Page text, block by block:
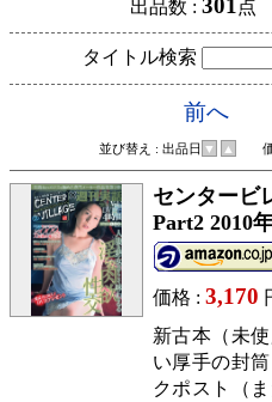
出品数 : 点
タイトル検索
前へ
並び替え : 出品日 ▼ ▲ 価
センタービ
Part2 2010
価格 : 3,170
新古本（未
い厚手の封
クポスト（